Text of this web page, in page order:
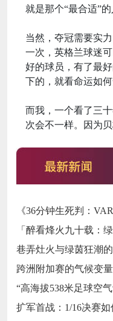
就是那个“最合适”的
当然，夺冠需要实
一次，英格兰球迷
好的球员，有了最
下的，就看命运如何
而我，一个看了三
次会不一样。因为
《36分钟生死判：
「醉看烽火九十载：
巷弄灶火与绿茵狂潮
扩军首战：1/16决赛